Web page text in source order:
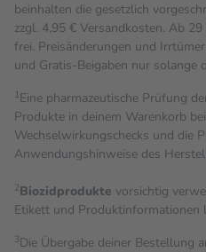
beinhalten die gesetzlich
zzgl. 4,95 € Versandkosten. Ab
frei. Preisänderungen und
und Gratis-Beigaben nur solange
1Eine pharmazeutische Prüfung
Produkte in deinem Warenkorb
Wechselwirkungschecks und die
Anwendungshinweise des
2Biozidprodukte vorsichtig
Etikett und Produktinformationen
3Die Übergabe deiner Bestellung